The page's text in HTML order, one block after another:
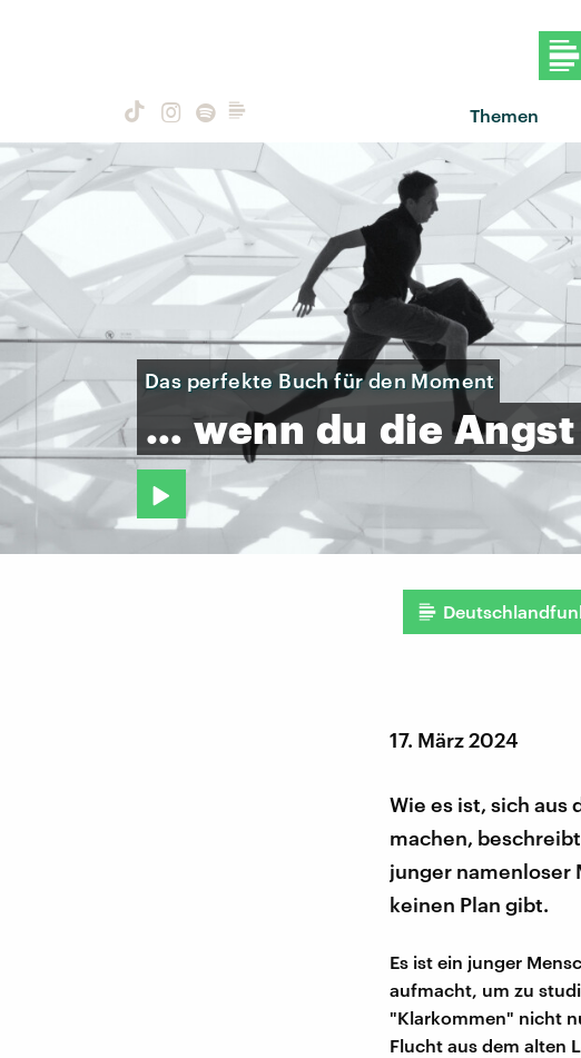
Themen
Das perfekte Buch für den Moment
… wenn du die Angst
17. März 2024
Wie es ist, sich aus
machen,
junger namenloser
keinen Plan gibt.
Es ist ein junger
aufmacht, um zu
"Klarkommen" nicht
Flucht aus dem alten